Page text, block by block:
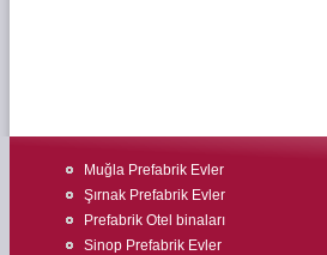
Muğla Prefabrik Evler
Şırnak Prefabrik Evler
Prefabrik Otel binaları
Sinop Prefabrik Evler